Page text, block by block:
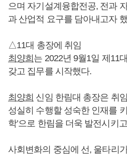
으며 자기설계융합전공, 전과
과 산업적 요구를 담아내고자
△11대 총장에 취임
최양희 는 2022년 9월1일 제11
갖고 집무를 시작했다.
최양희 신임 한림대 총장은 취
성실히 수행할 성숙한 인재를
학’으로 한림을 더욱 발전시키
사회변화의 중심에 선, 울타리